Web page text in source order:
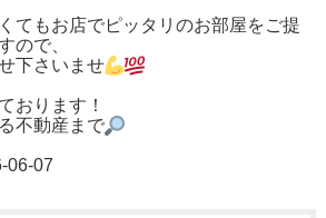
てもお店でピッタリのお部屋をご提
ので、
下さいませ
おります！
不動産まで
06-07